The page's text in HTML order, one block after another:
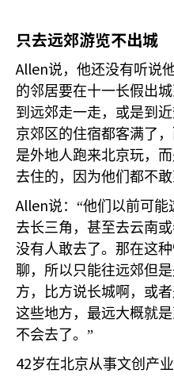
只去远郊游览不出城
Allen说，他还没有听说
的邻居要在十一长假出
到远郊走一走，或是到
京郊区的住宿都客满了
是外地人跑来北京玩，
去住的，因为他们都不敢
Allen说：“他们以前可能
去长三角，甚至去云南
没有人敢去了。那在这
聊，所以只能往远郊但
方，比方说长城啊，或
这些地方，最远大概就
不会去了。”
42岁在北京从事文创产